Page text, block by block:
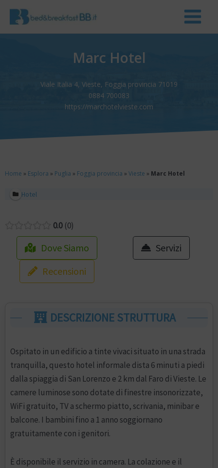
Marc Hotel
Viale Italia 4, Vieste, Foggia provincia 71019
0884 700083
https://marchotelvieste.com
Home » Esplora » Puglia » Foggia provincia » Vieste » Marc Hotel
Hotel
0.0 0
Dove Siamo
Servizi
Recensioni
DESCRIZIONE STRUTTURA
Ospitato in un edificio a tinte vivaci situato in una strada
tranquilla, questo hotel informale dista 6 minuti a piedi
dalla spiaggia di San Lorenzo e 2 km dal Faro di Vieste. Le
camere luminose sono dotate di finestre insonorizzate,
WiFi gratuito, TV a schermo piatto, scrivania, minibar e
balcone. I bambini fino a 1 anno soggiornano
gratuitamente con i genitori.
È disponibile il servizio in camera. La colazione e il